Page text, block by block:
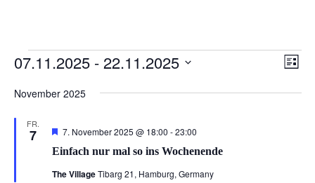
Veranstaltungen Liste
07.11.2025 - 22.11.2025
wählen.
November 2025
FR.
7
Einfach nur mal so ins Wochenende
Hervorgehoben
7. November 2025 @ 18:00 -23:00
The VillageTibarg 21, Hamburg, Germany